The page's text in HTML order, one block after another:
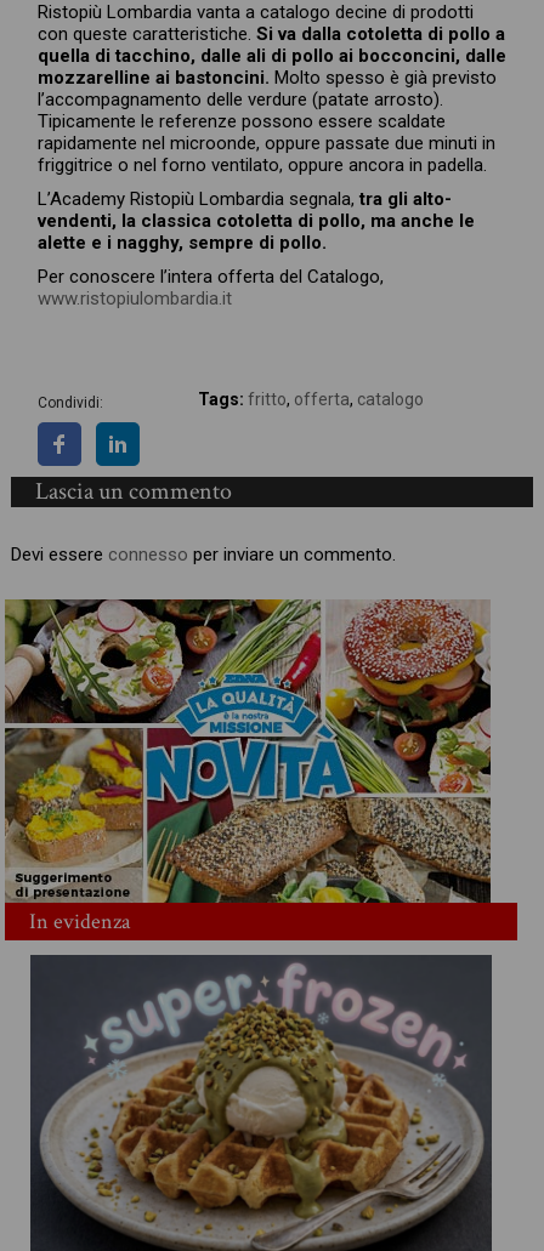
Ristopiù Lombardia vanta a catalogo decine di prodotti
con queste caratteristiche. Si va dalla cotoletta di pollo a
quella di tacchino, dalle ali di pollo ai bocconcini, dalle
mozzarelline ai bastoncini. Molto spesso è già previsto
l’accompagnamento delle verdure (patate arrosto).
Tipicamente le referenze possono essere scaldate
rapidamente nel microonde, oppure passate due minuti in
friggitrice o nel forno ventilato, oppure ancora in padella.
L’Academy Ristopiù Lombardia segnala, tra gli alto-
vendenti, la classica cotoletta di pollo, ma anche le
alette e i nagghy, sempre di pollo.
Per conoscere l’intera offerta del Catalogo,
www.ristopiulombardia.it
Condividi: Tags: fritto, offerta, catalogo
Lascia un commento
Devi essere connesso per inviare un commento.
In evidenza